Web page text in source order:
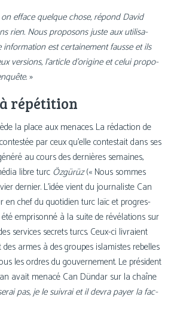
on efface quelque chose, répond David
rien. Nous pro­po­sons juste aux uti­li­sa­
est cer­tai­ne­ment fausse et ils
ver­sions, l’article d’origine et celui pro­po­
»
répétition
la place aux menaces. La rédac­tion de
par ceux qu’elle contes­tait dans ses
au cours des der­nières semaines,
libre turc Özgürüz(« Nous sommes
der­nier. L’idée vient du jour­na­liste Can
en chef du quo­ti­dien turc laïc et pro­gres­
empri­son­né à la suite de révé­la­tions sur
ser­vices secrets turcs. Ceux-ci livraient
armes à des groupes isla­mistes rebelles
les ordres du gou­ver­ne­ment. Le pré­sident
avait mena­cé Can Dündar sur la chaîne
pas, je le sui­vrai et il devra payer la fac­